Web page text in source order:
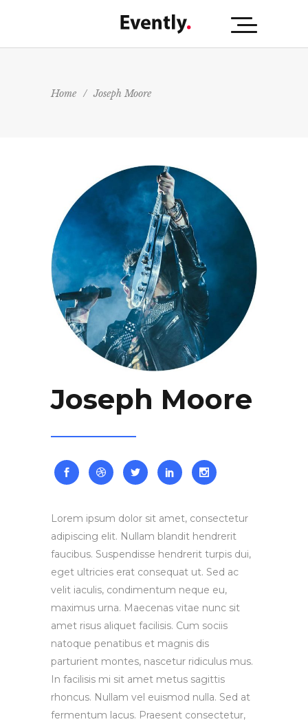
Home / Joseph Moore
Joseph Moore
Lorem ipsum dolor sit amet, consectetur
adipiscing elit. Nullam blandit hendrerit
faucibus. Suspendisse hendrerit turpis dui,
eget ultricies erat consequat ut. Sed ac
velit iaculis, condimentum neque eu,
maximus urna. Maecenas vitae nunc sit
amet risus aliquet facilisis. Cum sociis
natoque penatibus et magnis dis
parturient montes, nascetur ridiculus mus.
In facilisis mi sit amet metus sagittis
rhoncus. Nullam vel euismod nulla. Sed at
fermentum lacus. Praesent consectetur,